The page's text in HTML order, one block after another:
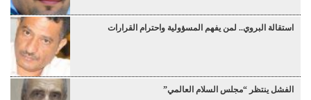
استقالة البروي.. لمن يفهم المسؤولية واحترام القرارات
الفشل ينتظر “مجلس السلام العالمي”